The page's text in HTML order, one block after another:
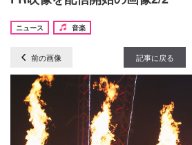
ニュース
音楽
前の画像 記事に戻る